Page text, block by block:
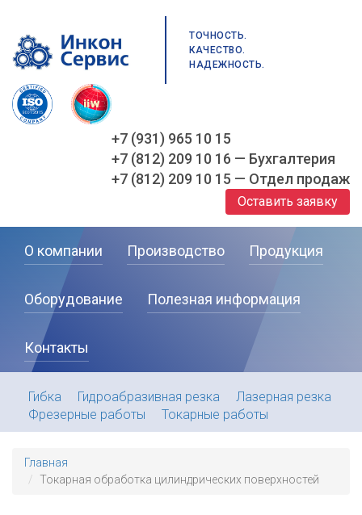
ТОЧНОСТЬ.
КАЧЕСТВО.
НАДЕЖНОСТЬ.
+7 (931) 965 10 15
+7 (812) 209 10 16 — Бухгалтерия
+7 (812) 209 10 15 — Отдел продаж
Оставить заявку
О компании Производство Продукция
Оборудование Полезная информация
Контакты
Гибка Гидроабразивная резка
Лазерная резка
Фрезерные работы
Токарные работы
Главная
Токарная обработка цилиндрических поверхностей